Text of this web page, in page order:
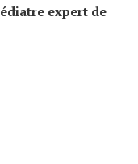
expert de